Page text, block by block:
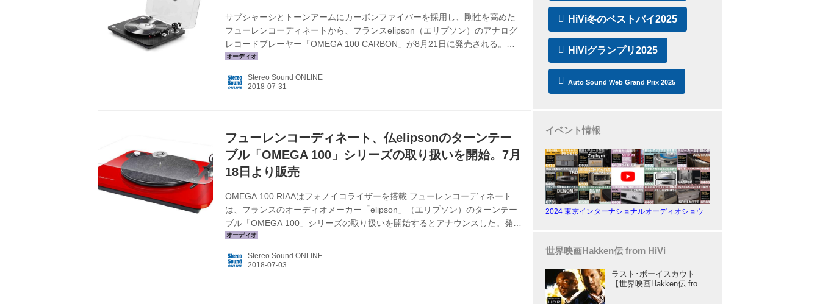
サブシャーシとトーンアームにカーボンファイバーを採用し、剛性を高めた
フューレンコーディネートから、フランスelipson（エリプソン）のアナログ
レコードプレーヤー「OMEGA 100 CARBON」が8月21日に発売される。価
格は￥98,000（税別）。 OMEGA 100 CARBONは、7月に日本に導入された
税別）くモデルで、シリーズのフラッグシップとなる。 本機はモデル名の通
Stereo Sound ONLINE
フューレンコーディネート、仏elipsonのターンテー
ブル「OMEGA 100」シリーズの取り扱いを開始。7月
18日より販売
OMEGA 100 RIAAはフォノイコライザーを搭載 フューレンコーディネート
は、フランスのオーディオメーカー「elipson」（エリプソン）のターンテー
ブル「OMEGA 100」シリーズの取り扱いを開始するとアナウンスした。発売
は7月18日（水）より。 ラインナップされるのはターンテーブル「OMEGA
価格はOMEGA 100が￥76,000（税別）、OMEGA 100 RIAAは￥86,000（税
Stereo Sound ONLINE
HiVi冬のベストバイ2025
HiViグランプリ2025
Auto Sound Web Grand Prix 2025
イベント情報
2024 東京インターナショナルオーディオショウ
世界映画Hakken伝 from HiVi
ラスト･ボーイスカウト
【世界映画Hakken伝 from